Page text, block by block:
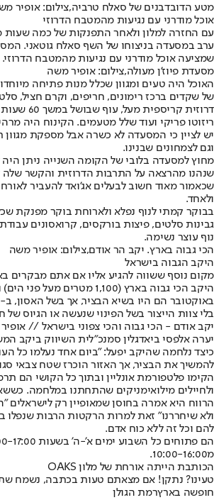
מטע הדובדבנים של סאלח טרביה,צילום: אופיר
אוכל מודרני עם נגיעות מהמטבח הדרוזי
עם החזרה למלון ולאחר התפנקות של כמה שעות
ערב במסעדה בניצוחו של השף סאלח גוטאני.
שמציעה אוכל מודרני עם נגיעות מהמטבח הדרוזי.
מסעדת פיוז'ן מעולה,צילום: אופיר משה
האוכל היה טעים ומגוון שכלל מנות פתיחה
של שקדים ברכז רימונים, חריפים, וקרם חציל,
דרוזית
ריזוטו פריקי ועוד שלל מטעמים. הקינוח היה
יש לציין כי המסעדה לא כשרה אבל מספקת מגוון
וגם לצמחונים שבנינו.
מחוץ למסעדה בלובי של הקומה השנייה ניתן היה
שנהנו מהרצאה על התרבות הדרוזית והקשר שלה
שכאמור מאוד חשוב לבעלים אג'ואד להעביר
ולאחד.
בבוקר קמתי לנוף נפלא ולארוחת בוקר מפנקת
גבינות סלטים, פיצות בורקסים, קרואסונים
נוף עוצר נשימה.
הכי גבוה בארץ. יקב הר אודם,צילום: אופיר משה
היקב הגבוה בישראל
מקום נוסף ששווה להגיע אליו אם אתם מבקרים
בלי צוות הייצור בשל הפינוי שנעשה או הגיוס של
יקב אודם - הכי גבוה והכי צפוני בישראל //
יערה אלפסי ביאדגלין סמנכ"לית השיווק ביקב
כיצד נלחמה שהיקב יפעל: "ביום אחד נעלמו כל
להמשיך את הבציר, אך האזור הוכרז שטח צבאי
הקימו פלטפורמת אונליין ובתוך כל הקושי הם
ולחיילים מילואימניקים שהתחתנו במלחמה.
הרווח היא אמרה בחוסן שמאופיין רק לישראלים
ולא שיחררנו" זאת למרות הרקטות הרבות שנפלו
להם וכל זה ללא כוח אדם.
מ10:00-16:00.
הכותבת הייתה אורחת של מלון OAKS
טעינו? נתקן! אם מצאתם טעות בכתבה, נשמח
חופשה בארץרמת הגולן